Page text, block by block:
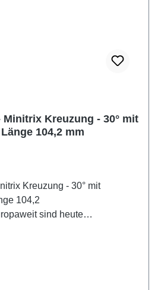
Minitrix Kreuzung - 30° mit
104,2 mm
Kreuzung - 30° mit
104,2
sind heute